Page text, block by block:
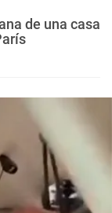
de una casa